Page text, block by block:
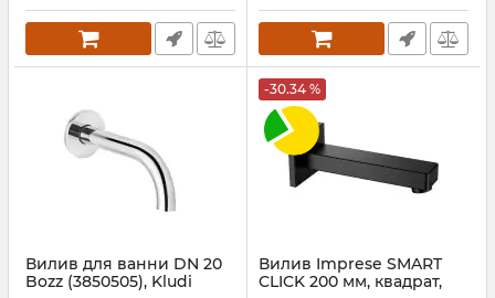
Вилив для ванни DN 20
Bozz (3850505), Kludi
-30.34 %
Вилив Imprese SMART
CLICK 200 мм, квадрат,